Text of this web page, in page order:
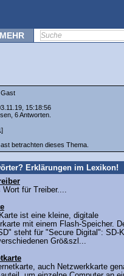
MEHR
Gast
15:18:56
6 Antworten.
]
betrachten dieses Thema.
Erklärungen im Lexikon!
Wort für Treiber....
ist eine kleine, digitale
mit einem Flash-Speicher.
steht für "Secure Digital": SD-
Grö&szl...
auch Netzwerkkarte